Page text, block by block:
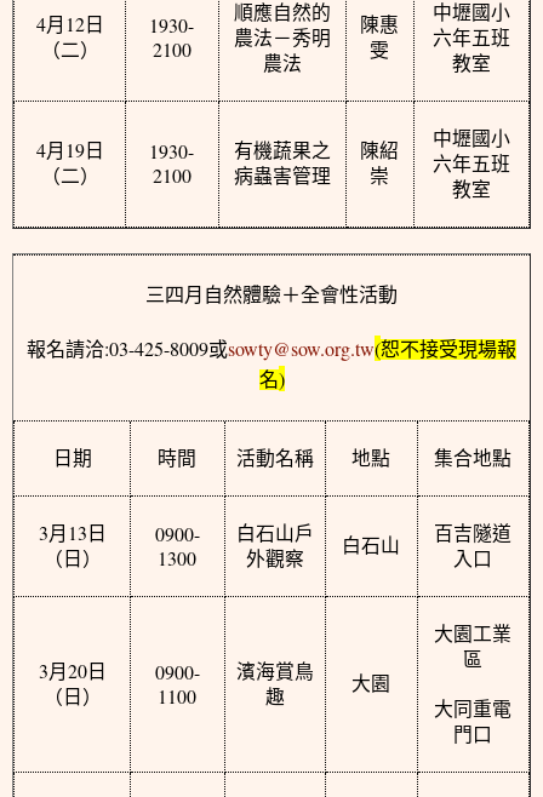
4月 12日
（二）
1930-
2100
順應自然的
農法－秀明
農法
陳惠
雯
中壢國小
六年五班
教室
4月 19日
（二）
1930-
2100
有機蔬果之
病蟲害管理
陳紹
崇
中壢國小
六年五班
教室
三四月自然體驗＋全會性活動
報名請洽:03-425-8009或sowty@sow.org.tw(恕不接受現場報
名)
日期 時間 活動名稱 地點 集合地點
3月 13 日
（日）
0900-
1300
白石山戶
外觀察
白石山
百吉隧道
入口
3月 20日
（日）
0900-
1100
濱海賞鳥
趣
大園
大園工業
區
大同重電
門口